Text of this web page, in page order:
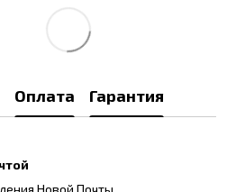
Оплата Гарантия
Новой Почты